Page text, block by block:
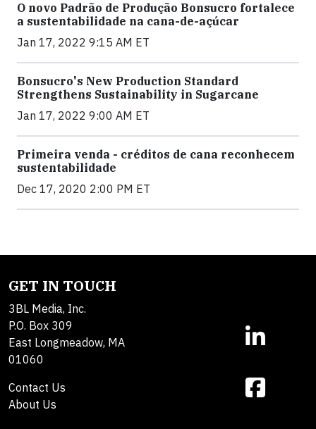
O novo Padrão de Produção Bonsucro fortalece
a sustentabilidade na cana-de-açúcar
Jan 17, 2022 9:15 AM ET
Bonsucro's New Production Standard
Strengthens Sustainability in Sugarcane
Jan 17, 2022 9:00 AM ET
Primeira venda - créditos de cana reconhecem
sustentabilidade
Dec 17, 2020 2:00 PM ET
GET IN TOUCH
3BL Media, Inc.
P.O. Box 309
East Longmeadow, MA
01060
Contact Us
About Us